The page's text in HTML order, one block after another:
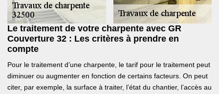
Le traitement de votre charpente avec GR
Couverture 32 : Les critères à prendre en
compte
Pour le traitement d’une charpente, le tarif pour le traitement peut
diminuer ou augmenter en fonction de certains facteurs. On peut
citer, par exemple, la surface à traiter, l’état du chantier, l’accès au